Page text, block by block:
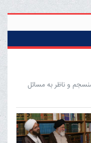
و ناظر به مسائل